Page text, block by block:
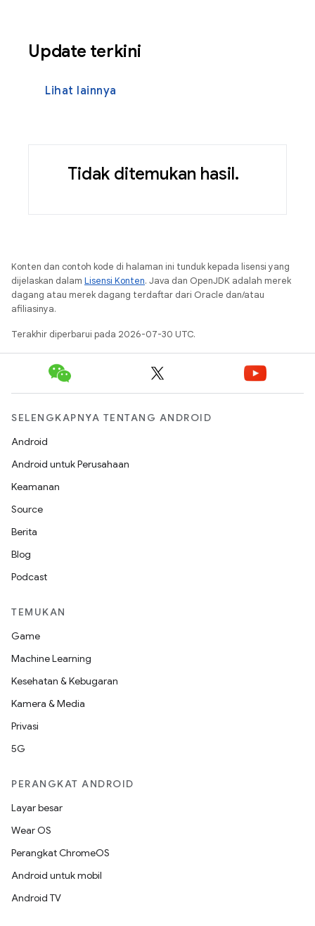
Update terkini
Lihat lainnya
Tidak ditemukan hasil.
Konten dan contoh kode di halaman ini tunduk kepada lisensi yang
dijelaskan dalam Lisensi Konten. Java dan OpenJDK adalah merek
dagang atau merek dagang terdaftar dari Oracle dan/atau
afiliasinya.
Terakhir diperbarui pada 2026-07-30 UTC.
SELENGKAPNYA TENTANG ANDROID
Android
Android untuk Perusahaan
Keamanan
Source
Berita
Blog
Podcast
TEMUKAN
Game
Machine Learning
Kesehatan & Kebugaran
Kamera & Media
Privasi
5G
PERANGKAT ANDROID
Layar besar
Wear OS
Perangkat ChromeOS
Android untuk mobil
Android TV